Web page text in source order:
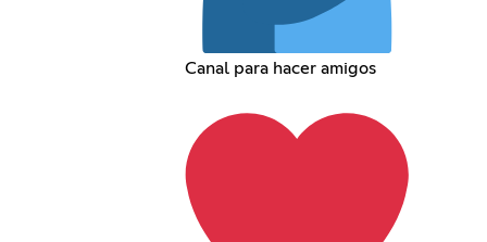
Canal para hacer amigos